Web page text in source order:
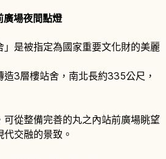
廣場夜間點燈
是被指定為國家重要文化財的美麗
3層樓站舍，南北長約335公尺，
從整備完善的丸之內站前廣場眺望
交融的景致。